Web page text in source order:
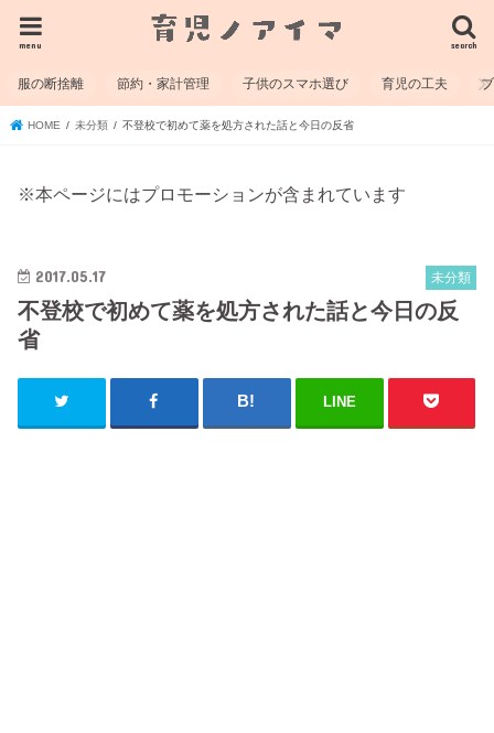
search
menu
服の断捨離 節約・家計管理 子供のスマホ選び 育児の工夫
HOME 未分類 不登校で初めて薬を処方された話と今日の反省
※本ページにはプロモーションが含まれています
未分類
2017.05.17
不登校で初めて薬を処方された話と今日の反
省
LINE